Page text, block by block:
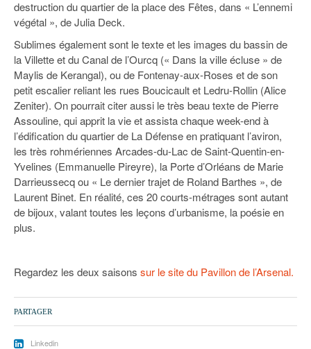
destruction du quartier de la place des Fêtes, dans « L’ennemi
végétal », de Julia Deck.
Sublimes également sont le texte et les images du bassin de
la Villette et du Canal de l’Ourcq (« Dans la ville écluse » de
Maylis de Kerangal), ou de Fontenay-aux-Roses et de son
petit escalier reliant les rues Boucicault et Ledru-Rollin (Alice
Zeniter). On pourrait citer aussi le très beau texte de Pierre
Assouline, qui apprit la vie et assista chaque week-end à
l’édification du quartier de La Défense en pratiquant l’aviron,
les très rohmériennes Arcades-du-Lac de Saint-Quentin-en-
Yvelines (Emmanuelle Pireyre), la Porte d’Orléans de Marie
Darrieussecq ou « Le dernier trajet de Roland Barthes », de
Laurent Binet. En réalité, ces 20 courts-métrages sont autant
de bijoux, valant toutes les leçons d’urbanisme, la poésie en
plus.
Regardez les deux saisons sur le site du Pavillon de l’Arsenal.
PARTAGER
Linkedin